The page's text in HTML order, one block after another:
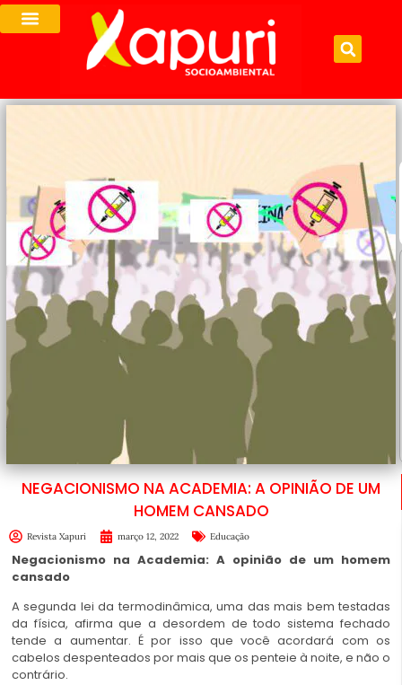
NEGACIONISMO NA ACADEMIA: A OPINIÃO DE UM
HOMEM CANSADO
Revista Xapuri março 12, 2022 Educação
Negacionismo na Academia: A opinião de um homem
cansado
A segunda lei da termodinâmica, uma das mais bem testadas
da física, afirma que a desordem de todo sistema fechado
tende a aumentar. É por isso que você acordará com os
cabelos despenteados por mais que os penteie à noite, e não o
contrário.